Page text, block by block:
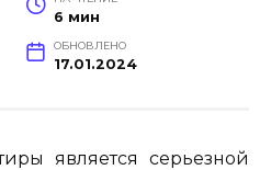
6 мин
ОБНОВЛЕНО
17.01.2024
является серьезной